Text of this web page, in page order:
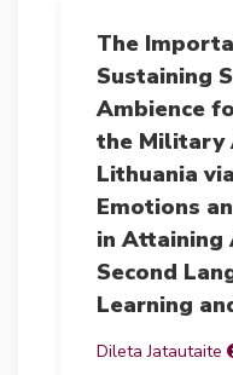
The
Sustaining
Ambience
the Military
Lithuania
Emotions
in Attaining
Second
Learning
Dileta Jatautaite